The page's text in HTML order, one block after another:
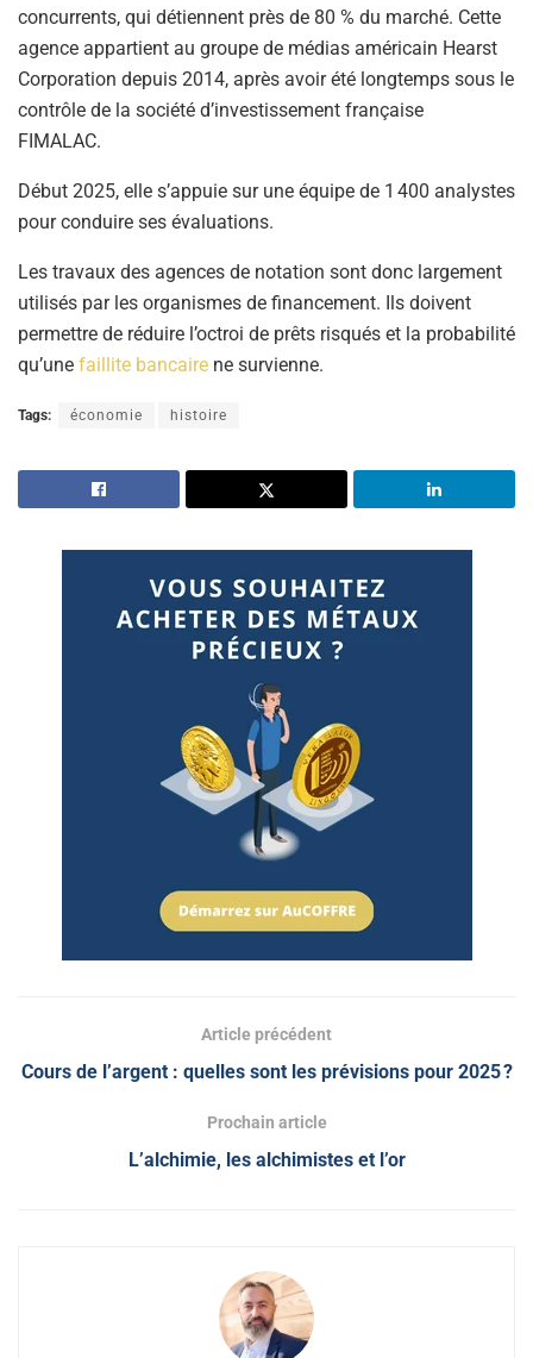
concurrents, qui détiennent près de 80 % du marché. Cette
agence appartient au groupe de médias américain Hearst
Corporation depuis 2014, après avoir été longtemps sous le
contrôle de la société d’investissement française
FIMALAC.
Début 2025, elle s’appuie sur une équipe de 1 400 analystes
pour conduire ses évaluations.
Les travaux des agences de notation sont donc largement
utilisés par les organismes de financement. Ils doivent
permettre de réduire l’octroi de prêts risqués et la probabilité
qu’une faillite bancaire ne survienne.
Tags: économie histoire
Article précédent
Cours de l’argent : quelles sont les prévisions pour 2025 ?
Prochain article
L’alchimie, les alchimistes et l’or